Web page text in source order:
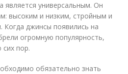
является универсальным. Он
высоким и низким, стройным и
джинсы появились на
огромную популярность,
сих пор.
обязательно знать